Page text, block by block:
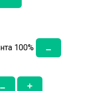
100%